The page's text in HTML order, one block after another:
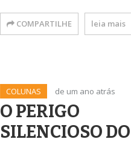
COMPARTILHE leia mais
COLUNAS de um ano atrás
O PERIGO
SILENCIOSO DO